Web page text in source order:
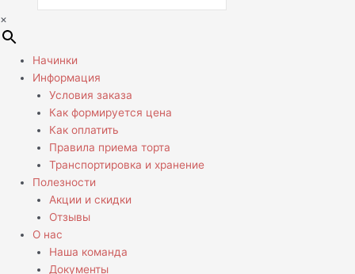
×
Начинки
Информация
Условия заказа
Как формируется цена
Как оплатить
Правила приема торта
Транспортировка и хранение
Полезности
Акции и скидки
Отзывы
О нас
Наша команда
Документы